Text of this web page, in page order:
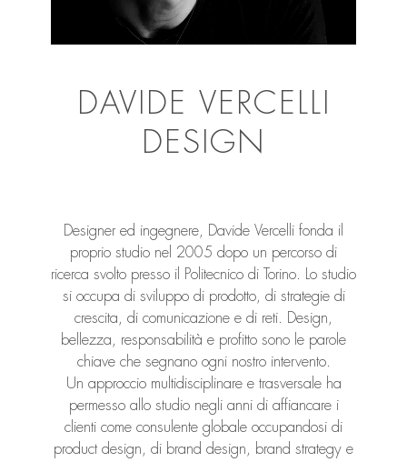
DAVIDE VERCELLI
DESIGN
Designer ed ingegnere, Davide Vercelli fonda il
proprio studio nel 2005 dopo un percorso di
ricerca svolto presso il Politecnico di Torino. Lo studio
si occupa di sviluppo di prodotto, di strategie di
crescita, di comunicazione e di reti. Design,
bellezza, responsabilità e profitto sono le parole
chiave che segnano ogni nostro intervento.
Un approccio multidisciplinare e trasversale ha
permesso allo studio negli anni di affiancare i
clienti come consulente globale occupandosi di
product design, di brand design, brand strategy e